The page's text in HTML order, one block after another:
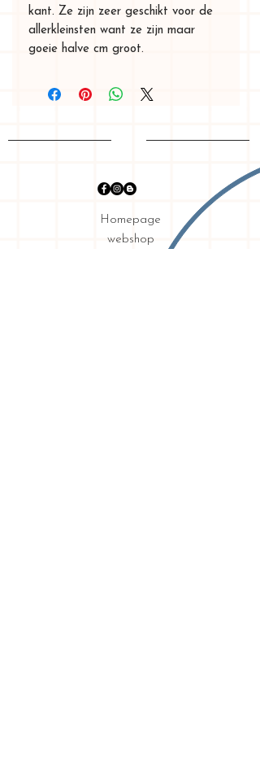
kant. Ze zijn zeer geschikt voor de
allerkleinsten want ze zijn maar
goeie halve cm groot.
Homepage
webshop